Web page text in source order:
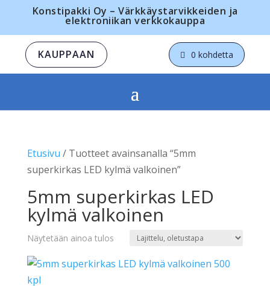
Konstipakki Oy – Värkkäystarvikkeiden ja
elektroniikan verkkokauppa
KAUPPAAN 0 kohdetta
Etusivu / Tuotteet avainsanalla “5mm
superkirkas LED kylmä valkoinen”
5mm superkirkas LED
kylmä valkoinen
Näytetään ainoa tulos